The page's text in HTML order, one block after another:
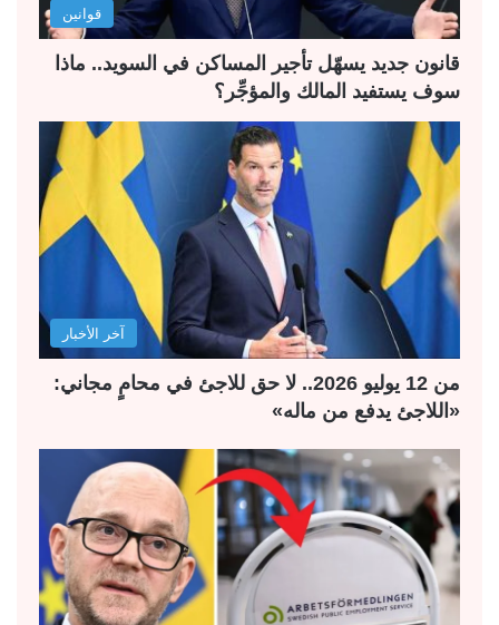
ق
ة
ة
قوانين
قانون جديد يسهّل تأجير المساكن في السويد.. ماذا
سوف يستفيد المالك والمؤجِّر؟
آخر الأخبار
من 12 يوليو 2026.. لا حق للاجئ في محامٍ مجاني:
«اللاجئ يدفع من ماله»